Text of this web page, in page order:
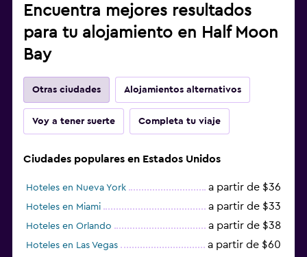
Encuentra mejores resultados
para tu alojamiento en Half Moon
Bay
Otras ciudades Alojamientos alternativos
Voy a tener suerte Completa tu viaje
Ciudades populares en Estados Unidos
Hoteles en Nueva York a partir de $36
Hoteles en Miami a partir de $33
Hoteles en Orlando a partir de $38
Hoteles en Las Vegas a partir de $60